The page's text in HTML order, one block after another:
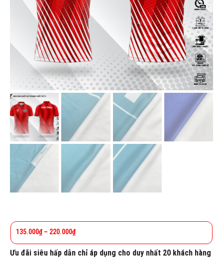
135.000₫ – 220.000₫
Ưu đãi siêu hấp dẫn chỉ áp dụng cho duy nhất 20 khách hàng